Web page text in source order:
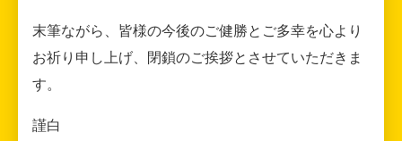
末筆ながら、皆様の今後のご健勝とご多幸を心より
お祈り申し上げ、閉鎖のご挨拶とさせていただきま
す。
謹白